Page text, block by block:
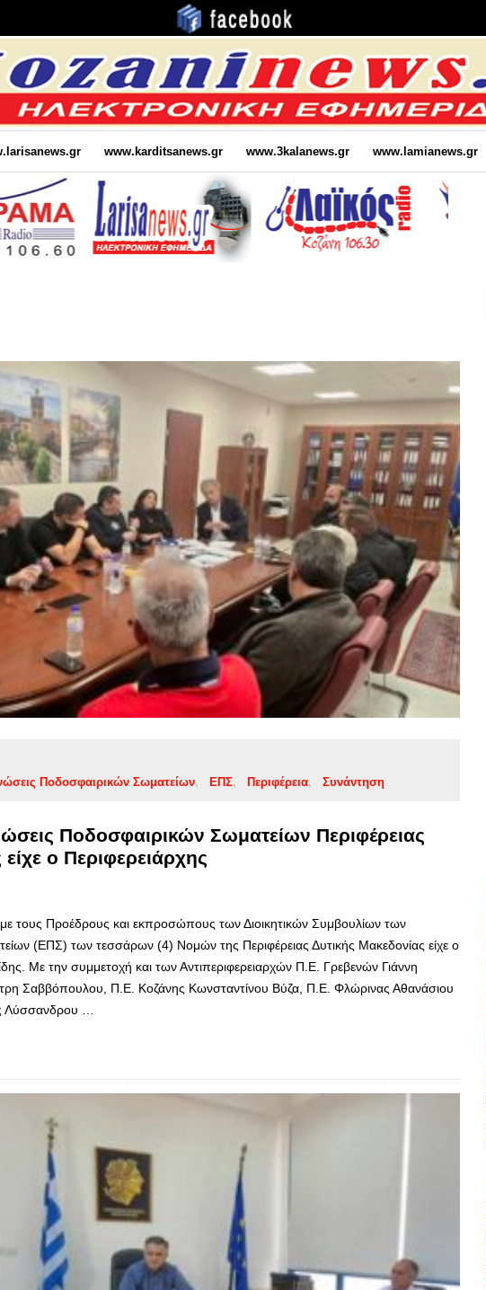
www.karditsanews.gr www.3kalanews.gr www.lamianews.gr
Ποδοσφαιρικών Σωματείων ΕΠΣ Περιφέρεια Συνάντηση
Ποδοσφαιρικών Σωματείων Περιφέρειας
ο Περιφερειάρχης
τους Προέδρους και εκπροσώπους των Διοικητικών Συμβουλίων των
(ΕΠΣ) των τεσσάρων (4) Νομών της Περιφέρειας Δυτικής Μακεδονίας είχε ο
Με την συμμετοχή και των Αντιπεριφερειαρχών Π.Ε. Γρεβενών Γιάννη
Σαββόπουλου, Π.Ε. Κοζάνης Κωνσταντίνου Βύζα, Π.Ε. Φλώρινας Αθανάσιου
Λύσσανδρου …